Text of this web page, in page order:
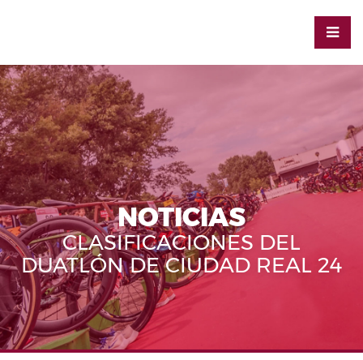
NOTICIAS
CLASIFICACIONES DEL
DUATLÓN DE CIUDAD REAL 24